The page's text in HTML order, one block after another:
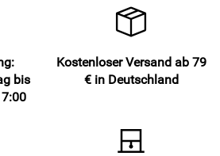
GmbH & Co. KG,
bis
Kostenloser Versand ab 79
€ in Deutschland